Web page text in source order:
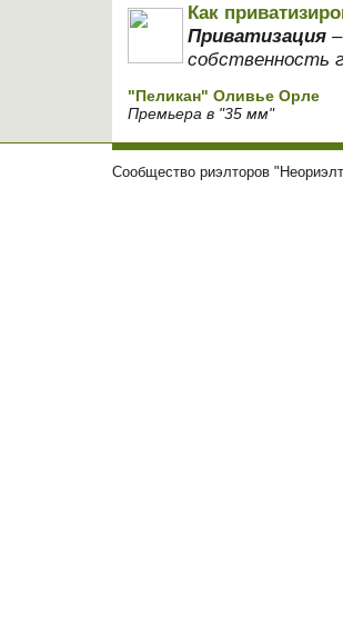
Как
Приватизация
собственность
"Пеликан" Оливье Орле
Премьера в "35 мм"
Сообщество риэлторов